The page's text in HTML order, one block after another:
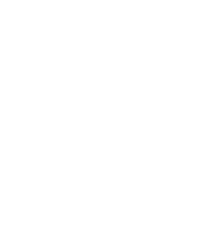
DE
souvent des
inférieurs. La
offrent aussi des
Les